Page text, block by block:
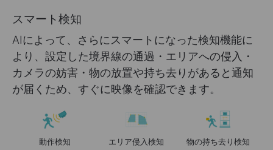
スマート検知
AIによって、さらにスマートになった検知機能に
より、設定した境界線の通過・エリアへの侵入・
カメラの妨害・物の放置や持ち去りがあると通知
が届くため、すぐに映像を確認できます。
動作検知 エリア侵入検知 物の持ち去り検知